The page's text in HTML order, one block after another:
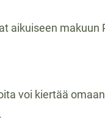
aikuiseen makuun
voi kiertää omaan